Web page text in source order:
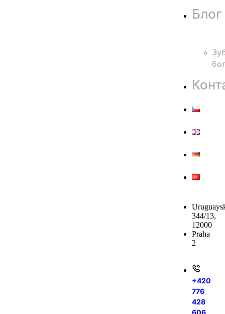
Блог
344/13,
12000
Praha
2
+420
776
428
606